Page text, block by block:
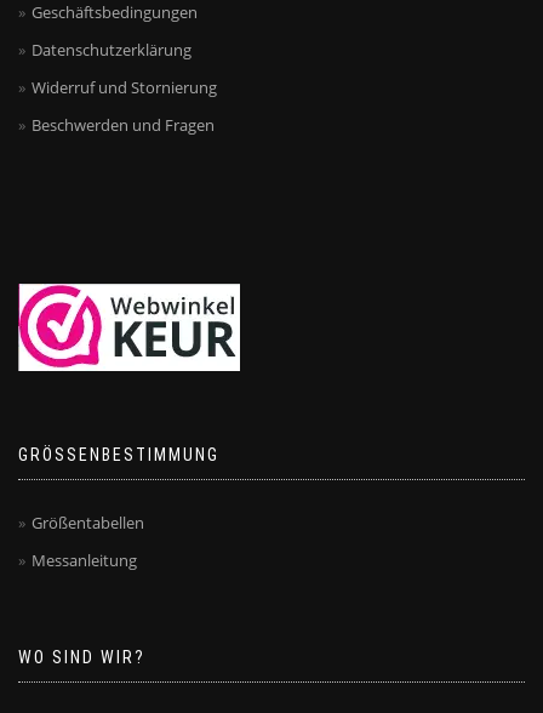
Geschäftsbedingungen
Datenschutzerklärung
Widerruf und Stornierung
Beschwerden und Fragen
GRÖSSENBESTIMMUNG
Größentabellen
Messanleitung
WO SIND WIR?